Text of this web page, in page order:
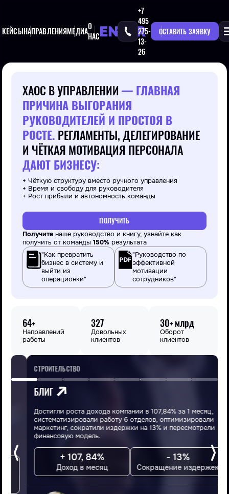
КЕЙСЫНАПРАВЛЕНИЯМЕДИАО
НАС
+7
495
275-
13-
26
ОСТАВИТЬ ЗАЯВКУ
ХАОС В УПРАВЛЕНИИ— ГЛАВНАЯ
ПРИЧИНА ВЫГОРАНИЯ
РУКОВОДИТЕЛЕЙ И ПРОСТОЯ В
РОСТЕ. РЕГЛАМЕНТЫ, ДЕЛЕГИРОВАНИЕ
И ЧЁТКАЯ МОТИВАЦИЯ ПЕРСОНАЛА
ДАЮТ БИЗНЕСУ:
+ Чёткую структуру вместо ручного управления
+ Время и свободу для руководителя
+ Рост прибыли и автономность команды
ПОЛУЧИТЬ
Получитенаше руководство и книгу, узнайте как
получить от команды 150%результата
"Как превратить
бизнес в систему и
выйти из
операционки"
"Руководство по
эффективной
мотивации
сотрудников"
64+
Направлений
работы
327
Довольных
клиентов
30+млрд
Оборот
клиентов
СТРОИТЕЛЬСТВО
БЛИГ
Достигли роста дохода компании в 107,84% за 1 месяц,
систематизировали работу 6 отделов, оптимизировали
маркетинг, сократили издержки на 13% и пересмотрели
финансовую модель.
+ 107, 84%
Доход в месяц
- 13%
Сокращение издержек